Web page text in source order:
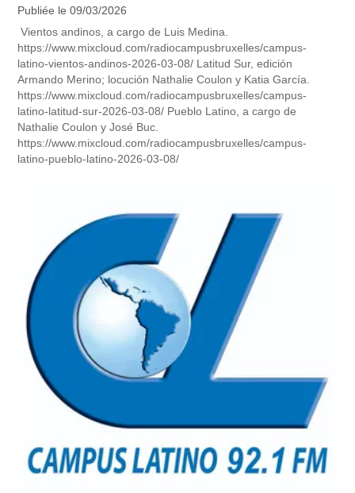
Publiée le 09/03/2026
Vientos andinos, a cargo de Luis Medina.
https://www.mixcloud.com/radiocampusbruxelles/campus-
latino-vientos-andinos-2026-03-08/ Latitud Sur, edición
Armando Merino; locución Nathalie Coulon y Katia García.
https://www.mixcloud.com/radiocampusbruxelles/campus-
latino-latitud-sur-2026-03-08/ Pueblo Latino, a cargo de
Nathalie Coulon y José Buc.
https://www.mixcloud.com/radiocampusbruxelles/campus-
latino-pueblo-latino-2026-03-08/